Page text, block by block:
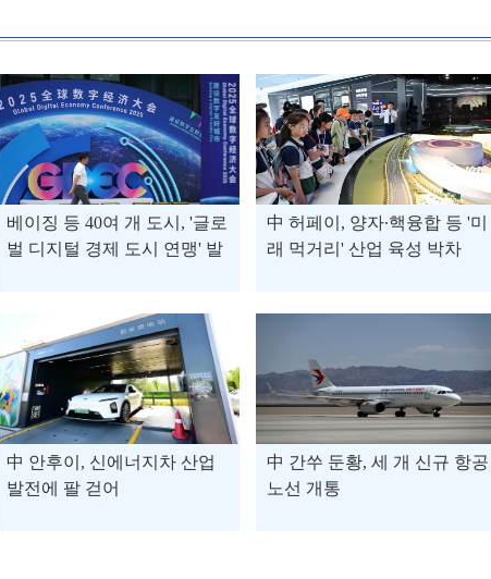
베이징 등 40여 개 도시, '글로
벌 디지털 경제 도시 연맹' 발
中 허페이, 양자∙핵융합 등 '미
래 먹거리' 산업 육성 박차
中 안후이, 신에너지차 산업
발전에 팔 걷어
中 간쑤 둔황, 세 개 신규 항공
노선 개통